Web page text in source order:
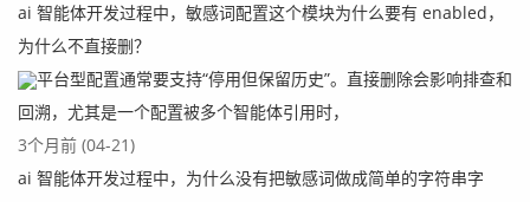
ception {
	        return UserContext.getUser();
	}
5）编写一个拦截器，获取token
ai 智能体开发过程中，敏感词配置这个模块为什么要有 enabled，
为什么不直接删？
平台型配置通常要支持“停用但保留历史”。直接删除会影响排查和
回溯，尤其是一个配置被多个智能体引用时，
3个月前 (04-21)
ai 智能体开发过程中，为什么没有把敏感词做成简单的字符串字